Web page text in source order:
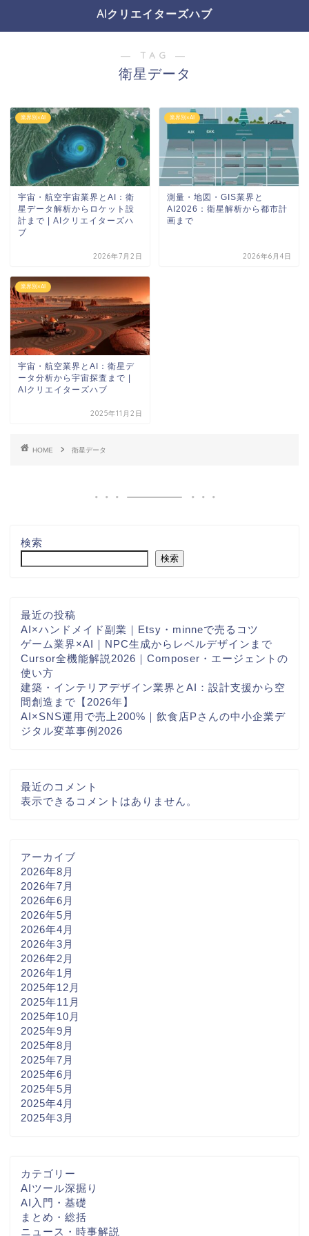
AIクリエイターズハブ
― TAG ―
衛星データ
業界別×AI
宇宙・航空宇宙業界とAI：衛
星データ解析からロケット設
計まで | AIクリエイターズハ
ブ
2026年7月2日
業界別×AI
測量・地図・GIS業界と
AI2026：衛星解析から都市計
画まで
2026年6月4日
業界別×AI
宇宙・航空業界とAI：衛星デ
ータ分析から宇宙探査まで |
AIクリエイターズハブ
2025年11月2日
HOME 衛星データ
検索
検索
最近の投稿
AI×ハンドメイド副業｜Etsy・minneで売るコツ
ゲーム業界×AI｜NPC生成からレベルデザインまで
Cursor全機能解説2026｜Composer・エージェントの
使い方
建築・インテリアデザイン業界とAI：設計支援から空
間創造まで【2026年】
AI×SNS運用で売上200%｜飲食店Pさんの中小企業デ
ジタル変革事例2026
最近のコメント
表示できるコメントはありません。
アーカイブ
2026年8月
2026年7月
2026年6月
2026年5月
2026年4月
2026年3月
2026年2月
2026年1月
2025年12月
2025年11月
2025年10月
2025年9月
2025年8月
2025年7月
2025年6月
2025年5月
2025年4月
2025年3月
カテゴリー
AIツール深掘り
AI入門・基礎
まとめ・総括
ニュース・時事解説